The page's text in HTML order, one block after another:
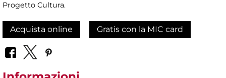
Progetto Cultura.
Acquista online Gratis con la MIC card